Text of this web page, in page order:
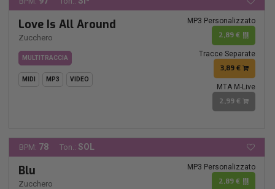
Love Is All Around
Zucchero
MULTITRACCIA
MIDI MP3 VIDEO
MP3 Personalizzato
2,89 €
Tracce Separate
3,89 €
MTA M-Live
2,99 €
BPM: 78 Ton.: SOL
Blu
Zucchero
MP3 Personalizzato
2,89 €